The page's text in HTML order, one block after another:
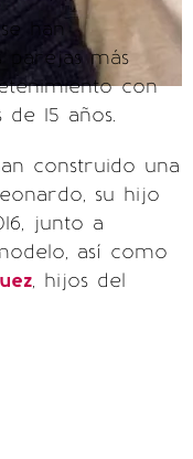
han
parejas más
con
15 años.
construido una
su hijo
junto a
así como
, hijos del